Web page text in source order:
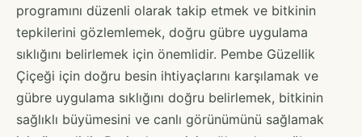
programını düzenli olarak takip etmek ve bitkinin
tepkilerini gözlemlemek, doğru gübre uygulama
sıklığını belirlemek için önemlidir. Pembe Güzellik
Çiçeği için doğru besin ihtiyaçlarını karşılamak ve
gübre uygulama sıklığını doğru belirlemek, bitkinin
sağlıklı büyümesini ve canlı görünümünü sağlamak